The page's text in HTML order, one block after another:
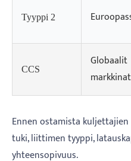
Tyyppi 2
CCS
Globaalit
markkinat
Ennen ostamista
tuki, liittimen tyyppi,
yhteensopivuus.